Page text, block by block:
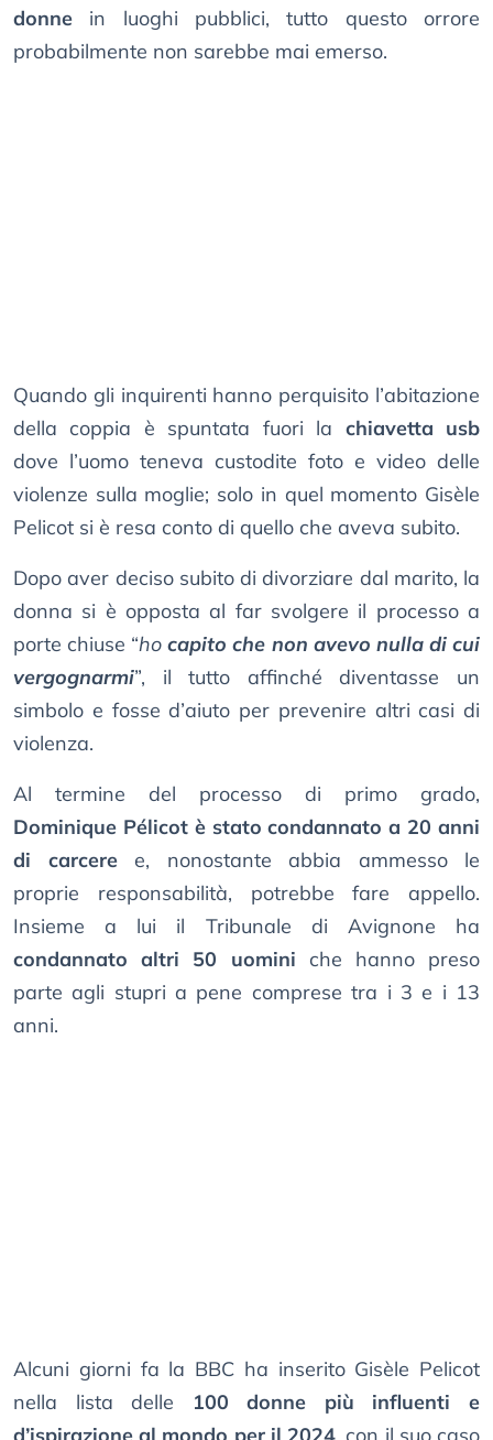
donne in luoghi pubblici, tutto questo orrore
probabilmente non sarebbe mai emerso.
Quando gli inquirenti hanno perquisito l’abitazione
della coppia è spuntata fuori la chiavetta usb
dove l’uomo teneva custodite foto e video delle
violenze sulla moglie; solo in quel momento Gisèle
Pelicot si è resa conto di quello che aveva subito.
Dopo aver deciso subito di divorziare dal marito, la
donna si è opposta al far svolgere il processo a
porte chiuse “hocapito che non avevo nulla di cui
vergognarmi”, il tutto affinché diventasse un
simbolo e fosse d’aiuto per prevenire altri casi di
violenza.
Al termine del processo di primo grado,
Dominique Pélicot è stato condannato a 20 anni
di carceree, nonostante abbia ammesso le
proprie responsabilità, potrebbe fare appello.
Insieme a lui il Tribunale di Avignone ha
condannato altri 50 uomini che hanno preso
parte agli stupri a pene comprese tra i 3 e i 13
anni.
Alcuni giorni fa la BBC ha inserito Gisèle Pelicot
nella lista delle 100 donne più influenti e